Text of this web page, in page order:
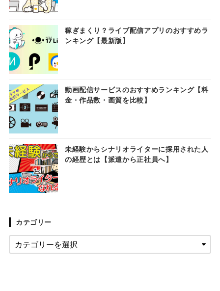
稼ぎまくり？ライブ配信アプリのおすすめラ
ンキング【最新版】
動画配信サービスのおすすめランキング【料
金・作品数・画質を比較】
未経験からシナリオライターに採用された人
の経歴とは【派遣から正社員へ】
カテゴリー